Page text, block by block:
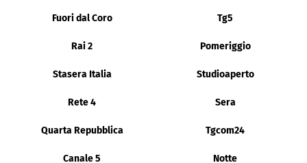
Fuori dal Coro Tg5
Rai 2 Pomeriggio
Stasera Italia Studioaperto
Rete 4 Sera
Quarta Repubblica Tgcom24
Canale 5 Notte